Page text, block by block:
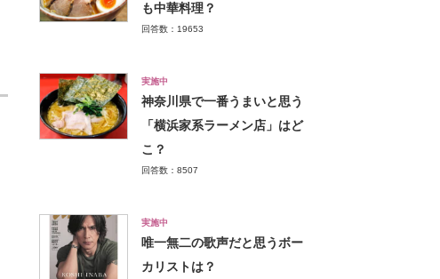
も中華料理？
回答数：19653
実施中
神奈川県で一番うまいと思う
「横浜家系ラーメン店」はど
こ？
回答数：8507
実施中
唯一無二の歌声だと思うボー
カリストは？